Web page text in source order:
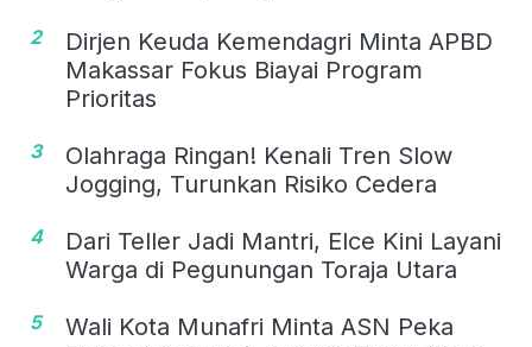
2
Dirjen Keuda Kemendagri Minta APBD
Makassar Fokus Biayai Program
Prioritas
3
Olahraga Ringan! Kenali Tren Slow
Jogging, Turunkan Risiko Cedera
4
Dari Teller Jadi Mantri, Elce Kini Layani
Warga di Pegunungan Toraja Utara
5
Wali Kota Munafri Minta ASN Peka